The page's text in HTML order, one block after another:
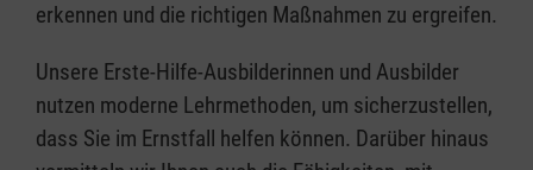
erkennen und die richtigen Maßnahmen zu ergreifen.
Unsere Erste-Hilfe-Ausbilderinnen und Ausbilder
nutzen moderne Lehrmethoden, um sicherzustellen,
dass Sie im Ernstfall helfen können. Darüber hinaus